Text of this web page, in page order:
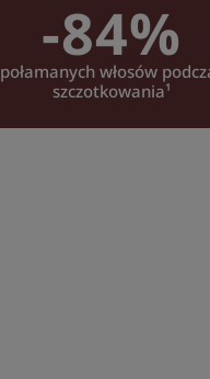
-84%
połamanych włosów
szczotkowania¹